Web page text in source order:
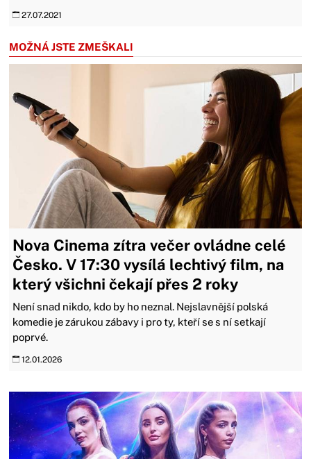
27.07.2021
MOŽNÁ JSTE ZMEŠKALI
Nova Cinema zítra večer ovládne celé
Česko. V 17:30 vysílá lechtivý film, na
který všichni čekají přes 2 roky
Není snad nikdo, kdo by ho neznal. Nejslavnější polská
komedie je zárukou zábavy i pro ty, kteří se s ní setkají
poprvé.
12.01.2026